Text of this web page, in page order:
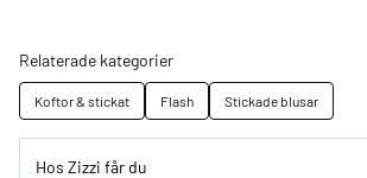
Relaterade kategorier
Koftor & stickat Flash Stickade blusar
Hos Zizzi får du